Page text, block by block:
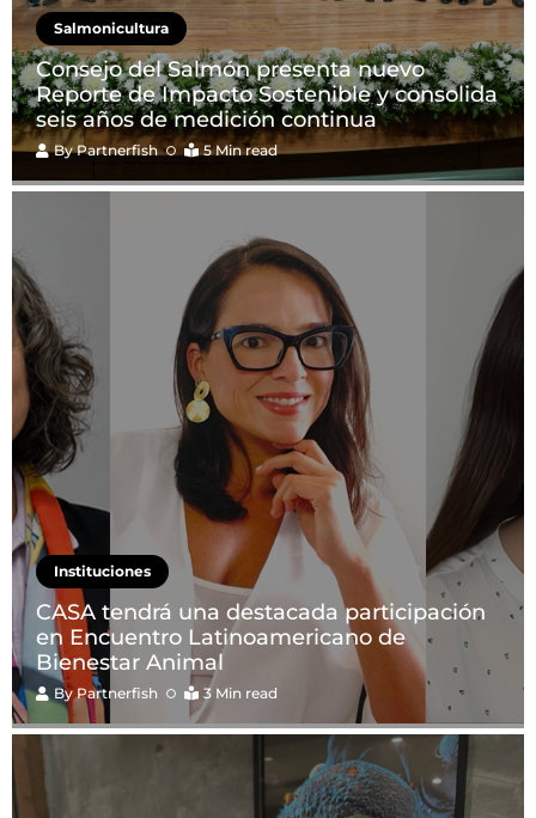
Salmonicultura
Consejo del Salmón presenta nuevo
Reporte de Impacto Sostenible y consolida
seis años de medición continua
ByPartnerfish 5 Min read
Instituciones
CASA tendrá una destacada participación
en Encuentro Latinoamericano de
Bienestar Animal
By Partnerfish 3 Min read